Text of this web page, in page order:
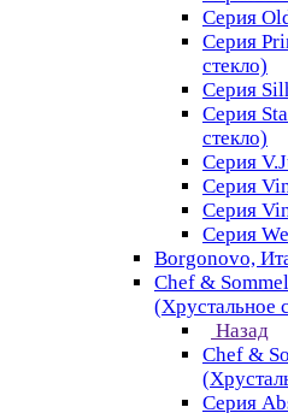
Серия
Серия
стекло)
Серия
Серия
стекло)
Серия
Серия
Серия
Серия
Borgonovo,
Chef &
(Хрустальное
Назад
Chef &
Серия